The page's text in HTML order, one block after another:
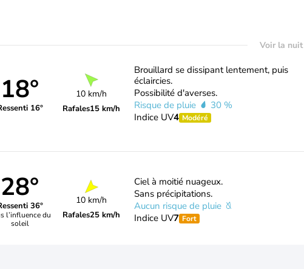
Voir la nuit
18°
16°
10 km/h
Rafales15 km/h
Brouillard se dissipant lentement, puis
éclaircies.
Possibilité d'averses.
Risque de pluie
30 %
Indice UV4 Modéré
28°
36°
l’influence du
soleil
10 km/h
Rafales25 km/h
Ciel à moitié nuageux.
Sans précipitations.
Aucun risque de pluie
Indice UV7 Fort